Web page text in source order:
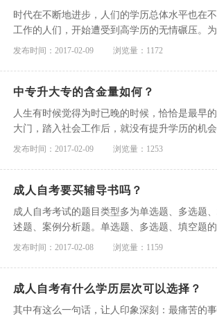
时代在不断地进步，人们的学历总体水平也在
工作的人们，开始遭受到高学历的无情碾压。
专人士选择了中专升大专。
发布时间：2017-02-09 浏览量：1172
中专升大专的含金量如何？
人生有时候觉得为时已晚的时候，恰恰是最早
大门，踏入社会工作后，就没有提升学历的机
后，便会产生后悔已晚的情绪。其实不然，现
发布时间：2017-02-09 浏览量：1253
成人自考要买辅导书吗？
成人自考考试的题目类型多为单选题、多选题
述题、案例分析题。单选题、多选题、填空题
题、简答题、论述题等主观题则要求考生对教
发布时间：2017-02-08 浏览量：1159
成人自考有什么学历层次可以选择？
其中有这么一句话，让人印象深刻：最痛苦的